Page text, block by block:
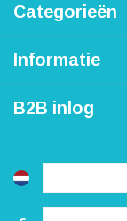
Categorieën
Informatie
B2B inlog